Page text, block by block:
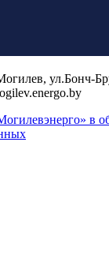
ул.Бонч-
в